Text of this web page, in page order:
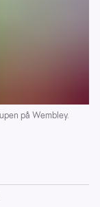
på Wembley.